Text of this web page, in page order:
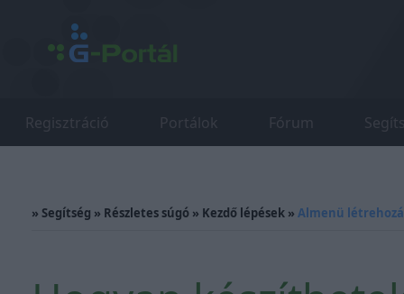
Regisztráció Portálok Fórum
» Segítség » Részletes súgó » Kezdő lépések » Almenü